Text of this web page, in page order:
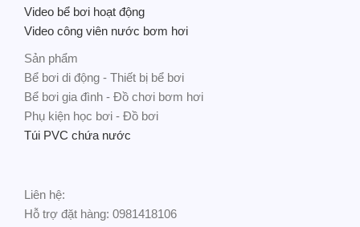
Video bể bơi hoạt động
Video công viên nước bơm hơi
Sản phẩm
Bể bơi di động - Thiết bị bể bơi
Bể bơi gia đình - Đồ chơi bơm hơi
Phụ kiện học bơi - Đồ bơi
Túi PVC chứa nước
Liên hệ:
Hỗ trợ đặt hàng: 0981418106